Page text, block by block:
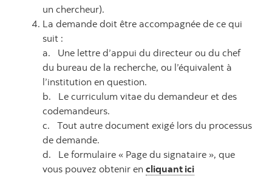
un chercheur).
La demande doit être accompagnée de ce qui
suit :
a. Une lettre d’appui du directeur ou du chef
du bureau de la recherche, ou l’équivalent à
l’institution en question.
b. Le curriculum vitae du demandeur et des
codemandeurs.
c. Tout autre document exigé lors du processus
de demande.
d. Le formulaire « Page du signataire », que
vous pouvez obtenir en cliquant ici